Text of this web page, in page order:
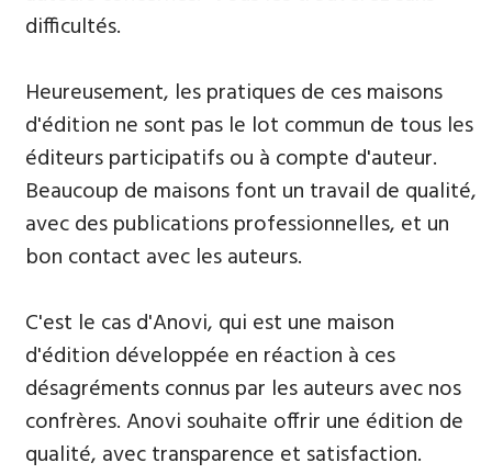
difficultés.
​Heureusement, les pratiques de ces maisons
d'édition ne sont pas le lot commun de tous les
éditeurs participatifs ou à compte d'auteur.
Beaucoup de maisons font un travail de qualité,
avec des publications professionnelles, et un
bon contact avec les auteurs.
C'est le cas d'Anovi, qui est une maison
d'édition développée en réaction à ces
désagréments connus par les auteurs avec nos
confrères. Anovi souhaite offrir une édition de
qualité, avec transparence et satisfaction.